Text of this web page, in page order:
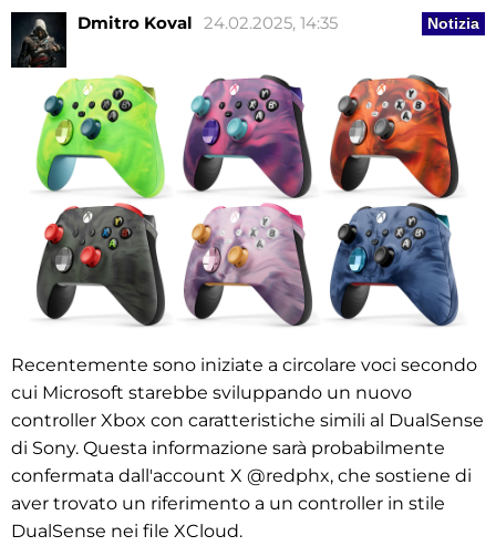
Notizia
Dmitro Koval 24.02.2025, 14:35
Recentemente sono iniziate a circolare voci secondo
cui Microsoft starebbe sviluppando un nuovo
controller Xbox con caratteristiche simili al DualSense
di Sony. Questa informazione sarà probabilmente
confermata dall'account X @redphx, che sostiene di
aver trovato un riferimento a un controller in stile
DualSense nei file XCloud.